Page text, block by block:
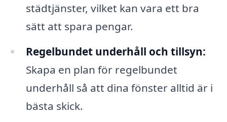
städtjänster, vilket kan vara ett bra
sätt att spara pengar.
Regelbundet underhåll och tillsyn:
Skapa en plan för regelbundet
underhåll så att dina fönster alltid är i
bästa skick.